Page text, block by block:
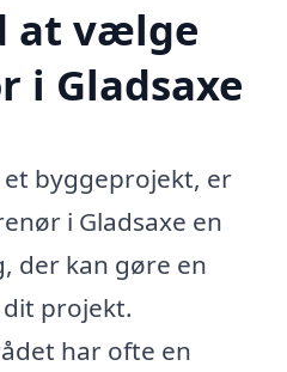
at vælge
i Gladsaxe
byggeprojekt, er
i Gladsaxe en
der kan gøre en
projekt.
har ofte en